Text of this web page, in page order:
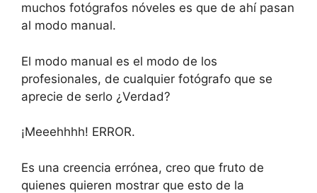
muchos fotógrafos nóveles es que de ahí pasan
al modo manual.
El modo manual es el modo de los
profesionales, de cualquier fotógrafo que se
aprecie de serlo ¿Verdad?
¡Meeehhhh! ERROR.
Es una creencia errónea, creo que fruto de
quienes quieren mostrar que esto de la